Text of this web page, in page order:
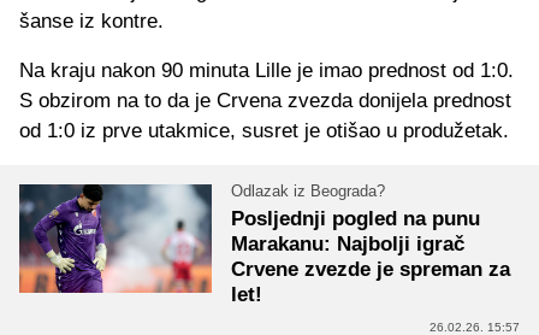
šanse iz kontre.
Na kraju nakon 90 minuta Lille je imao prednost od 1:0.
S obzirom na to da je Crvena zvezda donijela prednost
od 1:0 iz prve utakmice, susret je otišao u produžetak.
Odlazak iz Beograda?
Posljednji pogled na punu
Marakanu: Najbolji igrač
Crvene zvezde je spreman za
let!
26.02.26. 15:57